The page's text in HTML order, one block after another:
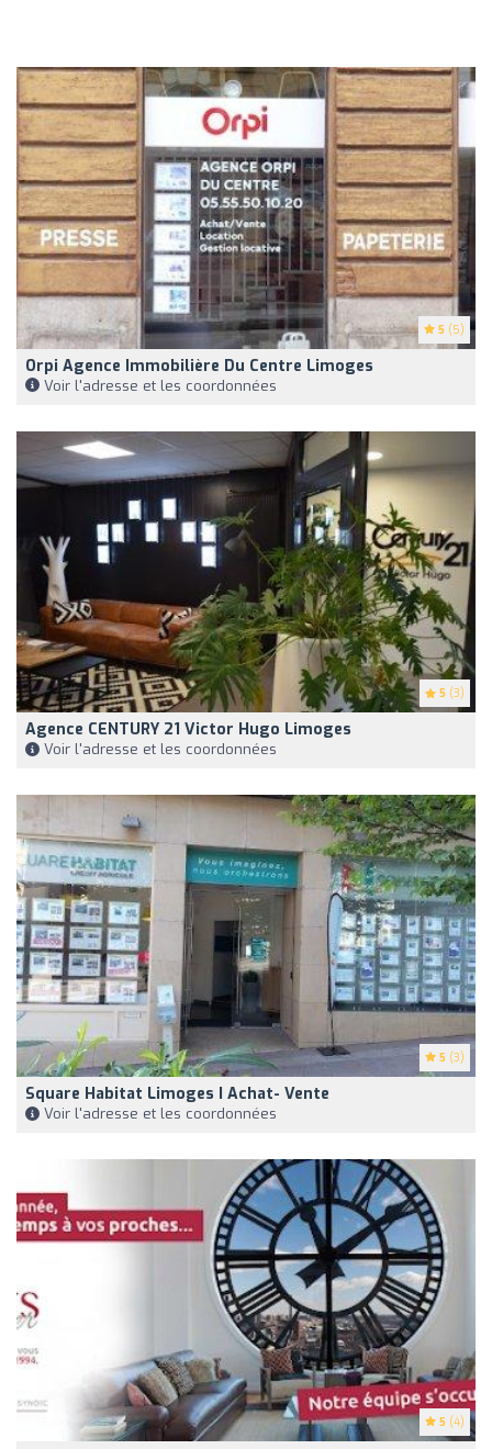
5 (5)
Orpi Agence Immobilière Du Centre Limoges
Voir l'adresse et les coordonnées
5 (3)
Agence CENTURY 21 Victor Hugo Limoges
Voir l'adresse et les coordonnées
5 (3)
Square Habitat Limoges I Achat- Vente
Voir l'adresse et les coordonnées
5 (4)